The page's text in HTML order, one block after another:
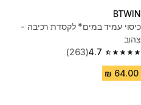
BTWIN
כיסוי עמיד במים* לקסדת רכיבה -
צהוב
4.7
4.7 out of 5 stars from 263 reviews
(263)